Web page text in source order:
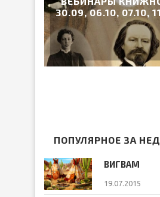
30.09, 06.10, 07.10,
ПОПУЛЯРНОЕ ЗА
ВИГВАМ
19.07.2015